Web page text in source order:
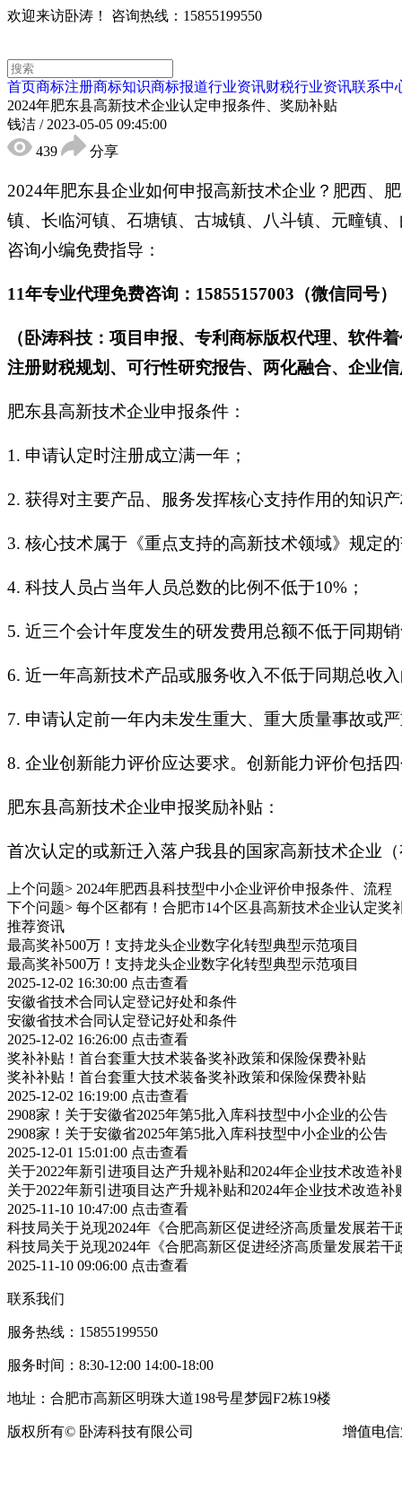
欢迎来访卧涛！ 咨询热线：15855199550
首页商标注册商标知识商标报道行业资讯财税行业资讯联系中
2024年肥东县高新技术企业认定申报条件、奖励补贴
钱洁 / 2023-05-05 09:45:00
439
分享
2024年肥东县企业如何申报高新技术企业？肥西、
镇、长临河镇、石塘镇、古城镇、八斗镇、元疃镇
咨询小编免费指导：
11年专业代理免费咨询：15855157003（微信同号）
（卧涛科技：项目申报、专利商标版权代理、软件
注册财税规划、可行性研究报告、两化融合、企业
肥东县高新技术企业申报条件：
1. 申请认定时注册成立满一年；
2. 获得对主要产品、服务发挥核心支持作用的知识
3. 核心技术属于《重点支持的高新技术领域》规定
4. 科技人员占当年人员总数的比例不低于10%；
5. 近三个会计年度发生的研发费用总额不低于同期
6. 近一年高新技术产品或服务收入不低于同期总收
7. 申请认定前一年内未发生重大、重大质量事故或
8. 企业创新能力评价应达要求。创新能力评价包括
肥东县高新技术企业申报奖励补贴：
首次认定的或新迁入落户我县的国家高新技术企业
上个问题> 2024年肥西县科技型中小企业评价申报条件、流程
下个问题> 每个区都有！合肥市14个区县高新技术企业认定奖
推荐资讯
最高奖补500万！支持龙头企业数字化转型典型示范项目
最高奖补500万！支持龙头企业数字化转型典型示范项目
2025-12-02 16:30:00 点击查看
安徽省技术合同认定登记好处和条件
安徽省技术合同认定登记好处和条件
2025-12-02 16:26:00 点击查看
奖补补贴！首台套重大技术装备奖补政策和保险保费补贴
奖补补贴！首台套重大技术装备奖补政策和保险保费补贴
2025-12-02 16:19:00 点击查看
2908家！关于安徽省2025年第5批入库科技型中小企业的公告
2908家！关于安徽省2025年第5批入库科技型中小企业的公告
2025-12-01 15:01:00 点击查看
关于2022年新引进项目达产升规补贴和2024年企业技术改造
关于2022年新引进项目达产升规补贴和2024年企业技术改造
2025-11-10 10:47:00 点击查看
科技局关于兑现2024年《合肥高新区促进经济高质量发展若
科技局关于兑现2024年《合肥高新区促进经济高质量发展若
2025-11-10 09:06:00 点击查看
联系我们
服务热线：15855199550
服务时间：8:30-12:00 14:00-18:00
地址：合肥市高新区明珠大道198号星梦园F2栋19楼
版权所有© 卧涛科技有限公司 增值电